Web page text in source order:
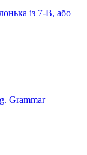
із 7-В, або
Grammar